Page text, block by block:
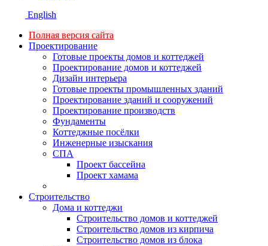
English
Полная версия сайта
Проектирование
Готовые проекты домов и коттеджей
Проектирование домов и коттеджей
Дизайн интерьера
Готовые проекты промышленных зданий
Проектирование зданий и сооружений
Проектирование производств
Фундаменты
Коттеджные посёлки
Инженерные изыскания
СПА
Проект бассейна
Проект хамама
Строительство
Дома и коттеджи
Строительство домов и коттеджей
Строительство домов из кирпича
Строительство домов из блока